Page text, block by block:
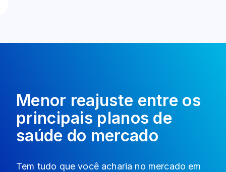
Menor reajuste entre os
principais planos de
saúde do mercado
Tem tudo que você acharia no mercado em